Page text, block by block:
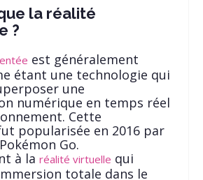
la réalité
?
est généralement
étant une technologie qui
une
numérique en temps réel
Cette
popularisée en 2016 par
Go.
à la réalité virtuelle qui
totale dans le